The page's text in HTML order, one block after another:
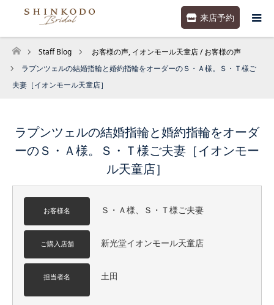
来店予約
ホーム
Staff Blog お客様の声, イオンモール天童店 / お客様の声
ラプンツェルの結婚指輪と婚約指輪をオーダーのＳ・Ａ様。Ｓ・Ｔ様ご
夫妻［イオンモール天童店］
ラプンツェルの結婚指輪と婚約指輪をオーダ
ーのＳ・Ａ様。Ｓ・Ｔ様ご夫妻［イオンモー
ル天童店］
お客様名 Ｓ・Ａ様、Ｓ・Ｔ様ご夫妻
ご購入店舗 新光堂イオンモール天童店
担当者名 土田